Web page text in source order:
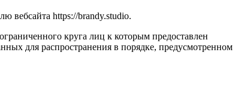
вебсайта https://brandy.studio.
круга лиц к которым предоставлен
для распространения в порядке, предусмотренном